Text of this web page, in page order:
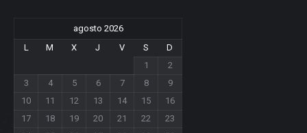
agosto 2026
L
M X J V S
D
1
2
3
4 5 6 7 8
9
10
11 12 13 14 15
16
17
18 19 20 21 22
23